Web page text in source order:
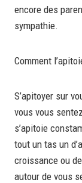
encore des
sympathie.
Comment
S’apitoyer sur
vous vous
s’apitoie
tout un tas un
croissance ou
autour de vous